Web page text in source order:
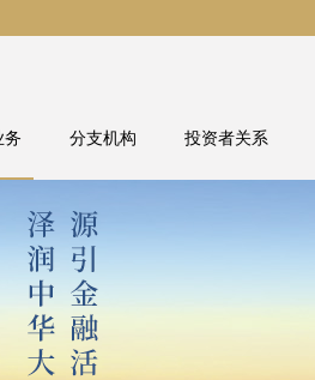
务 分支机构 投资者关系